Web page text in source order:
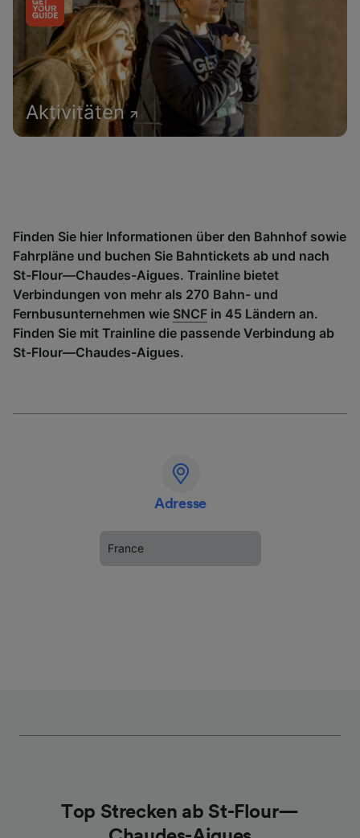
Aktivitäten
Finden Sie hier Informationen über den Bahnhof sowie
Fahrpläne und buchen Sie Bahntickets ab und nach
St-Flour—Chaudes-Aigues. Trainline bietet
Verbindungen von mehr als 270 Bahn- und
Fernbusunternehmen wie SNCF in 45 Ländern an.
Finden Sie mit Trainline die passende Verbindung ab
St-Flour—Chaudes-Aigues.
Adresse
France
Top Strecken ab St-Flour—